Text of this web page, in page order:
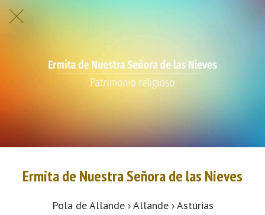
Ermita de Nuestra Señora de las Nieves
Pola de Allande › Allande › Asturias